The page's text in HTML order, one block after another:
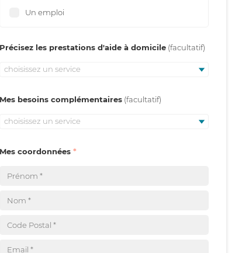
Un emploi
Précisez les prestations d'aide à domicile
choisissez un service
Mes besoins complémentaires
choisissez un service
Mes coordonnées